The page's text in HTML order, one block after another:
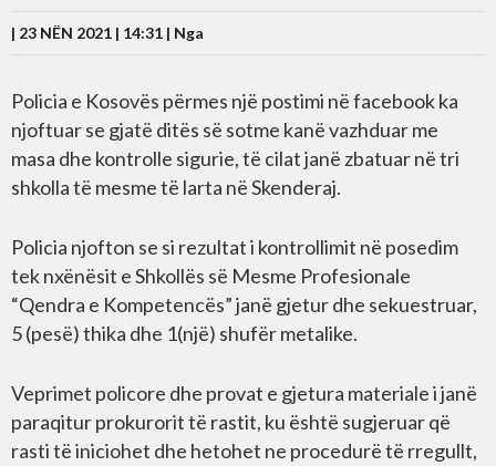
| 23 NËN 2021 | 14:31 | Nga
Policia e Kosovës përmes një postimi në facebook ka
njoftuar se gjatë ditës së sotme kanë vazhduar me
masa dhe kontrolle sigurie, të cilat janë zbatuar në tri
shkolla të mesme të larta në Skenderaj.
Policia njofton se si rezultat i kontrollimit në posedim
tek nxënësit e Shkollës së Mesme Profesionale
“Qendra e Kompetencës” janë gjetur dhe sekuestruar,
5 (pesë) thika dhe 1(një) shufër metalike.
Veprimet policore dhe provat e gjetura materiale i janë
paraqitur prokurorit të rastit, ku është sugjeruar që
rasti të iniciohet dhe hetohet ne procedurë të rregullt,